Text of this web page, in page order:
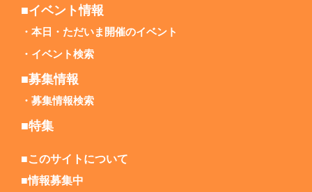
■イベント情報
本日・ただいま開催のイベント
イベント検索
■募集情報
募集情報検索
■特集
■このサイトについて
■情報募集中